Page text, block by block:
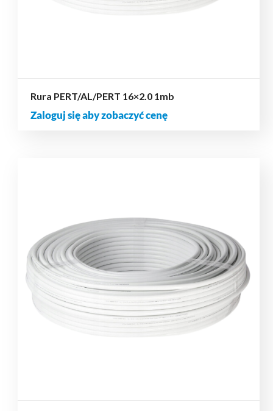
Rura PERT/AL/PERT 16×2.0 1mb
Zaloguj się aby zobaczyć cenę